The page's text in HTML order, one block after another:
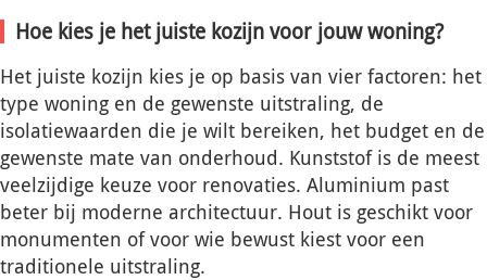
Hoe kies je het juiste kozijn voor jouw woning?
Het juiste kozijn kies je op basis van vier factoren: het
type woning en de gewenste uitstraling, de
isolatiewaarden die je wilt bereiken, het budget en de
gewenste mate van onderhoud. Kunststof is de meest
veelzijdige keuze voor renovaties. Aluminium past
beter bij moderne architectuur. Hout is geschikt voor
monumenten of voor wie bewust kiest voor een
traditionele uitstraling.